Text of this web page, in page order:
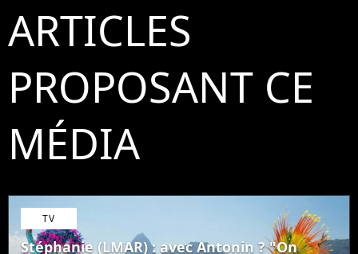
ARTICLES
PROPOSANT CE
MÉDIA
TV
Stéphanie (LMAR) : avec Antonin ? "On